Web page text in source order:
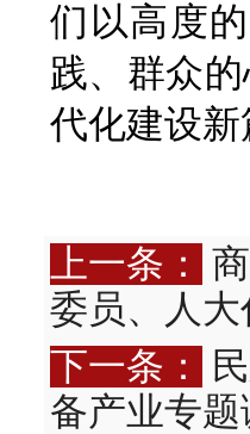
们以高度
践、群众
代化建设
上一条：
委员、人
下一条：
备产业专题